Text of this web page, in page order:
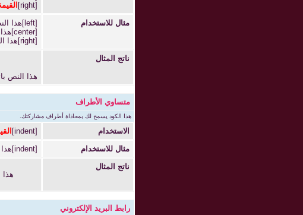
[right]
مثال للاستخدام
[left]هذا النص باتجاه اليسار[/left]
[center]هذا النص بالوسط[/center]
[right]هذا النص باتجاه اليمين[/right]
ناتج المثال
هذا النص
متساوي الأطراف
هذا الكود يسمح لك بمحاذاة أطراف مشاركتك.
الاستخدام [indent]
مثال للاستخدام
[indent]هذا النص متساوي الأطراف[/indent]
ناتج المثال
رابط البريد الإلكتروني